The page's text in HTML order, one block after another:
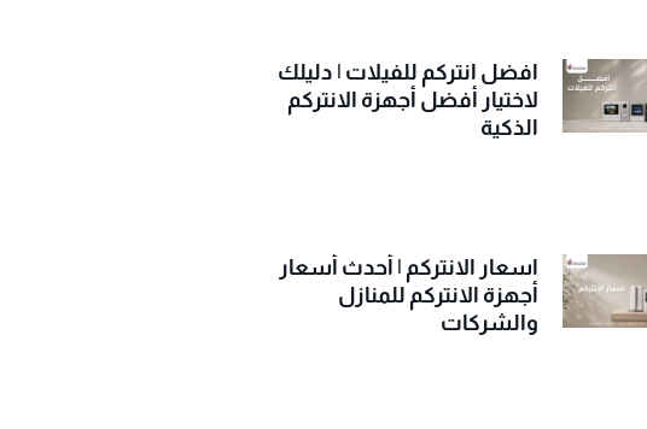
افضل انتركم للفيلات | دليلك
لاختيار أفضل أجهزة الانتركم
الذكية
اسعار الانتركم | أحدث أسعار
أجهزة الانتركم للمنازل
والشركات